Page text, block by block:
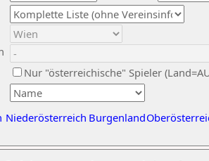
Nur "österreichische" Spieler
Niederösterreich Burgenland